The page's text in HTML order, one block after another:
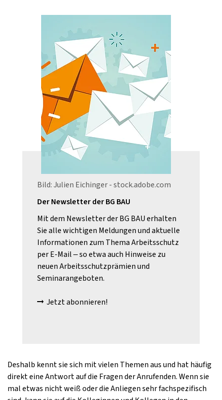
Bild: Julien Eichinger - stock.adobe.com
Der Newsletter der BG BAU
Mit dem Newsletter der BG BAU erhalten
Sie alle wichtigen Meldungen und aktuelle
Informationen zum Thema Arbeitsschutz
per E-Mail – so etwa auch Hinweise zu
neuen Arbeitsschutzprämien und
Seminarangeboten.
Jetzt abonnieren!
Deshalb kennt sie sich mit vielen Themen aus und hat häufig
direkt eine Antwort auf die Fragen der Anrufenden. Wenn sie
mal etwas nicht weiß oder die Anliegen sehr fachspezifisch